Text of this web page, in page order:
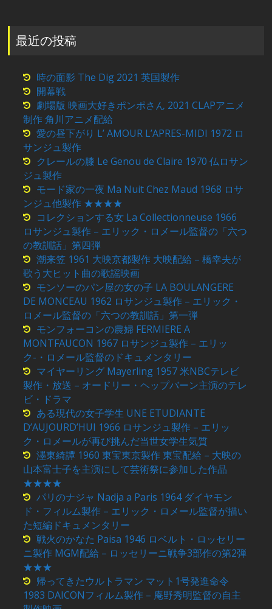
最近の投稿
時の面影 The Dig 2021 英国製作
開幕戦
劇場版 映画大好きポンポさん 2021 CLAPアニメ
制作 角川アニメ配給
愛の昼下がり L’ AMOUR L’APRES-MIDI 1972 ロ
サンジュ製作
クレールの膝 Le Genou de Claire 1970 仏ロサン
ジュ製作
モード家の一夜 Ma Nuit Chez Maud 1968 ロサ
ンジュ他製作 ★★★★
コレクションする女 La Collectionneuse 1966
ロサンジュ製作 – エリック・ロメール監督の「六つ
の教訓話」第四弾
潮来笠 1961 大映京都製作 大映配給 – 橋幸夫が
歌う大ヒット曲の歌謡映画
モンソーのパン屋の女の子 LA BOULANGERE
DE MONCEAU 1962 ロサンジュ製作 – エリック・
ロメール監督の「六つの教訓話」第一弾
モンフォーコンの農婦 FERMIERE A
MONTFAUCON 1967 ロサンジュ製作 – エリッ
ク-・ロメール監督のドキュメンタリー
マイヤーリング Mayerling 1957 米NBCテレビ
製作・放送 – オードリー・ヘップバーン主演のテレ
ビ・ドラマ
ある現代の女子学生 UNE ETUDIANTE
D’AUJOURD’HUI 1966 ロサンジュ製作 – エリッ
ク・ロメールが再び挑んだ当世女学生気質
濹東綺譚 1960 東宝東京製作 東宝配給 – 大映の
山本富士子を主演にして芸術祭に参加した作品
★★★★
パリのナジャ Nadja a Paris 1964 ダイヤモン
ド・フィルム製作 – エリック・ロメール監督が描い
た短編ドキュメンタリー
戦火のかなた Paisa 1946 ロベルト・ロッセリー
ニ製作 MGM配給 – ロッセリーニ戦争3部作の第2弾
★★★
帰ってきたウルトラマン マット1号発進命令
1983 DAICONフィルム製作 – 庵野秀明監督の自主